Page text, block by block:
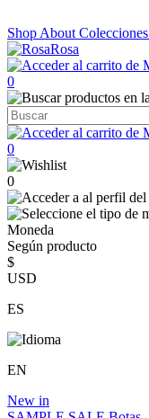
Shop About Colecciones
0
0
0
Moneda
Según producto
$
USD
ES
EN
New in